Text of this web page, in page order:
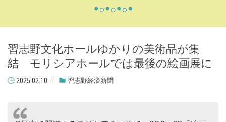
習志野文化ホールゆかりの美術品が集
結 モリシアホールでは最後の絵画展に
2025.02.10 習志野経済新聞